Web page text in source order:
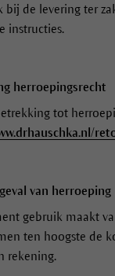
de levering ter
instructies.
herroepingsrecht
tot
van herroeping
gebruik maakt
ten hoogste de
rekening.